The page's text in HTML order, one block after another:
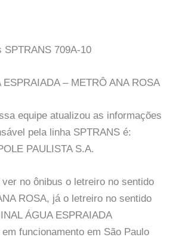
SPTRANS 709A-10
– METRÔ ANA ROSA
equipe atualizou as informações
pela linha SPTRANS é:
PAULISTA S.A.
no ônibus o letreiro no sentido
ROSA, já o letreiro no sentido
ÁGUA ESPRAIADA
funcionamento em São Paulo